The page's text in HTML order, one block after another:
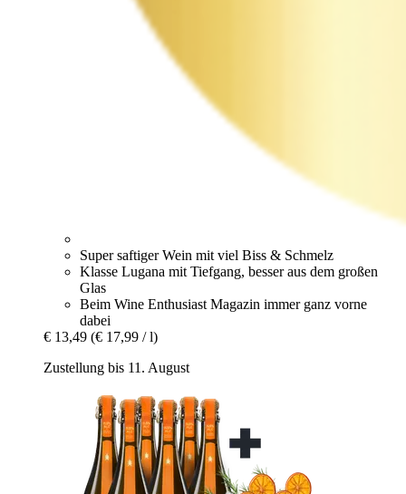
Super saftiger Wein mit viel Biss & Schmelz
Klasse Lugana mit Tiefgang, besser aus dem großen
Glas
Beim Wine Enthusiast Magazin immer ganz vorne
dabei
€ 13,49 (€ 17,99 / l)
Zustellung bis 11. August